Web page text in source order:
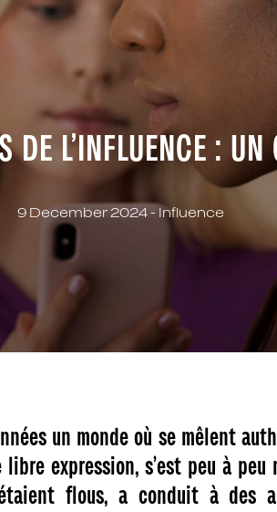
DE L’INFLUENCE : UN
9 December 2024 - Influence
un monde où se mêlent
expression, s’est peu à peu
flous, a conduit à des